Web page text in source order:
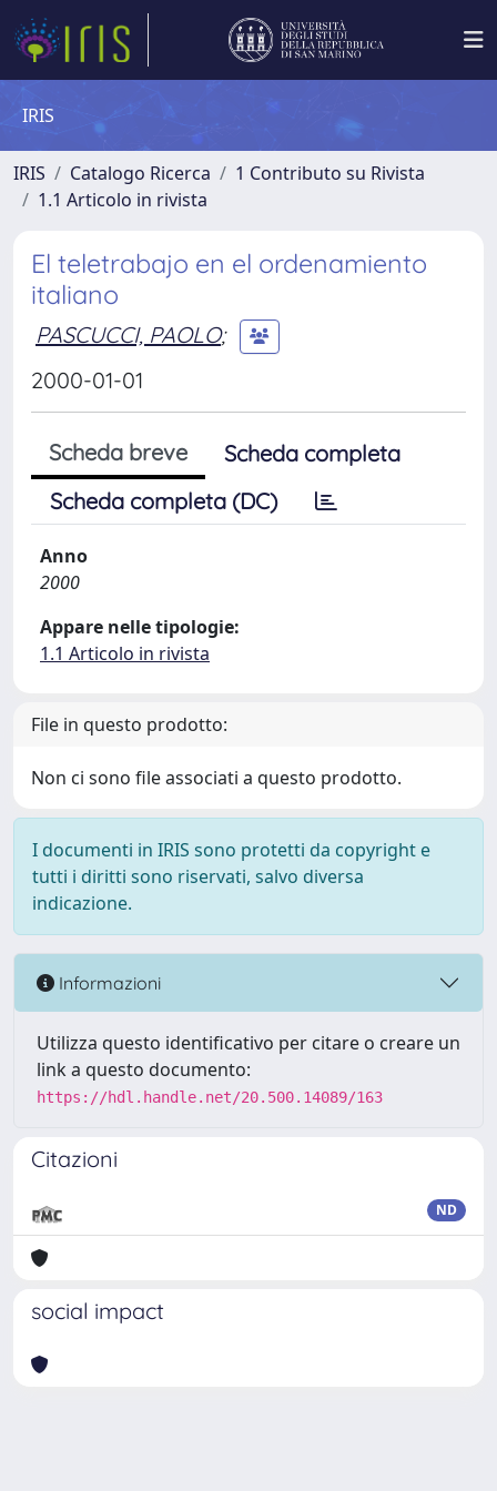
IRIS
IRIS Catalogo Ricerca
1 Contributo su Rivista
1.1 Articolo in rivista
El teletrabajo en el ordenamiento
italiano
PASCUCCI, PAOLO;
2000-01-01
Scheda breve
Scheda completa
Scheda completa (DC)
Anno
2000
Appare nelle tipologie:
1.1 Articolo in rivista
File in questo prodotto:
Non ci sono file associati a questo prodotto.
I documenti in IRIS sono protetti da copyright e
tutti i diritti sono riservati, salvo diversa
indicazione.
Informazioni
Utilizza questo identificativo per citare o creare un
link a questo documento:
https://hdl.handle.net/20.500.14089/163
Citazioni
ND
social impact